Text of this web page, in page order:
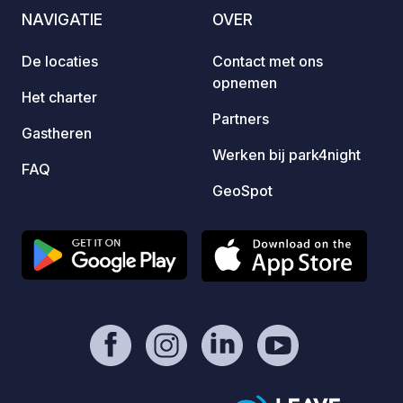
NAVIGATIE
De locaties
Het charter
Gastheren
FAQ
OVER
Contact met ons
opnemen
Partners
Werken bij park4night
GeoSpot